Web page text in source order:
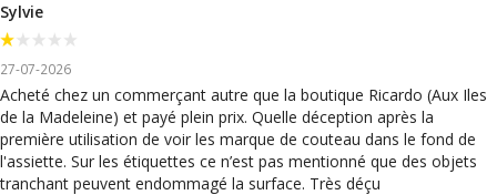
Sylvie
27-07-2026
Acheté chez un commerçant autre que la boutique Ricardo (Aux Iles
de la Madeleine) et payé plein prix. Quelle déception après la
première utilisation de voir les marque de couteau dans le fond de
l'assiette. Sur les étiquettes ce n’est pas mentionné que des objets
tranchant peuvent endommagé la surface. Très déçu